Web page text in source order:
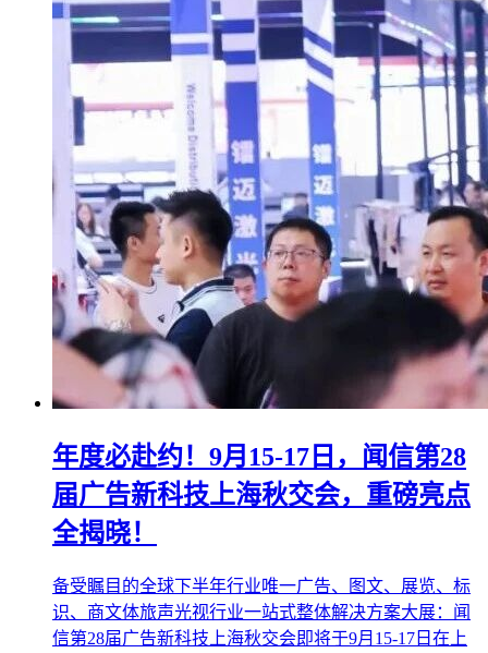
年度必赴约！9月15-17日，闻信第28
届广告新科技上海秋交会，重磅亮点
全揭晓！
备受瞩目的全球下半年行业唯一广告、图文、展览、标
识、商文体旅声光视行业一站式整体解决方案大展：闻
信第28届广告新科技上海秋交会即将于9月15-17日在上